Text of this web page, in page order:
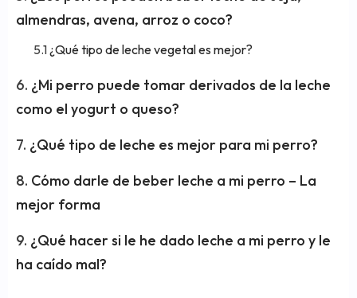
almendras, avena, arroz o coco?
¿Qué tipo de leche vegetal es mejor?
¿Mi perro puede tomar derivados de la leche
como el yogurt o queso?
¿Qué tipo de leche es mejor para mi perro?
Cómo darle de beber leche a mi perro – La
mejor forma
¿Qué hacer si le he dado leche a mi perro y le
ha caído mal?